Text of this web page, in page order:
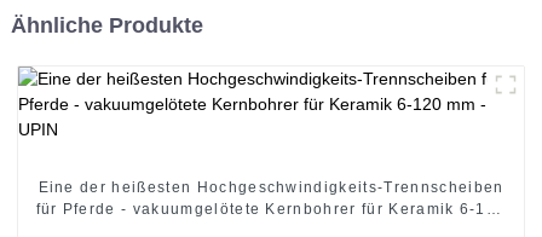
Ähnliche Produkte
Eine der heißesten Hochgeschwindigkeits-Trennscheiben
für Pferde - vakuumgelötete Kernbohrer für Keramik 6-120